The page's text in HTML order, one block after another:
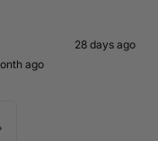
28 days ago
ago